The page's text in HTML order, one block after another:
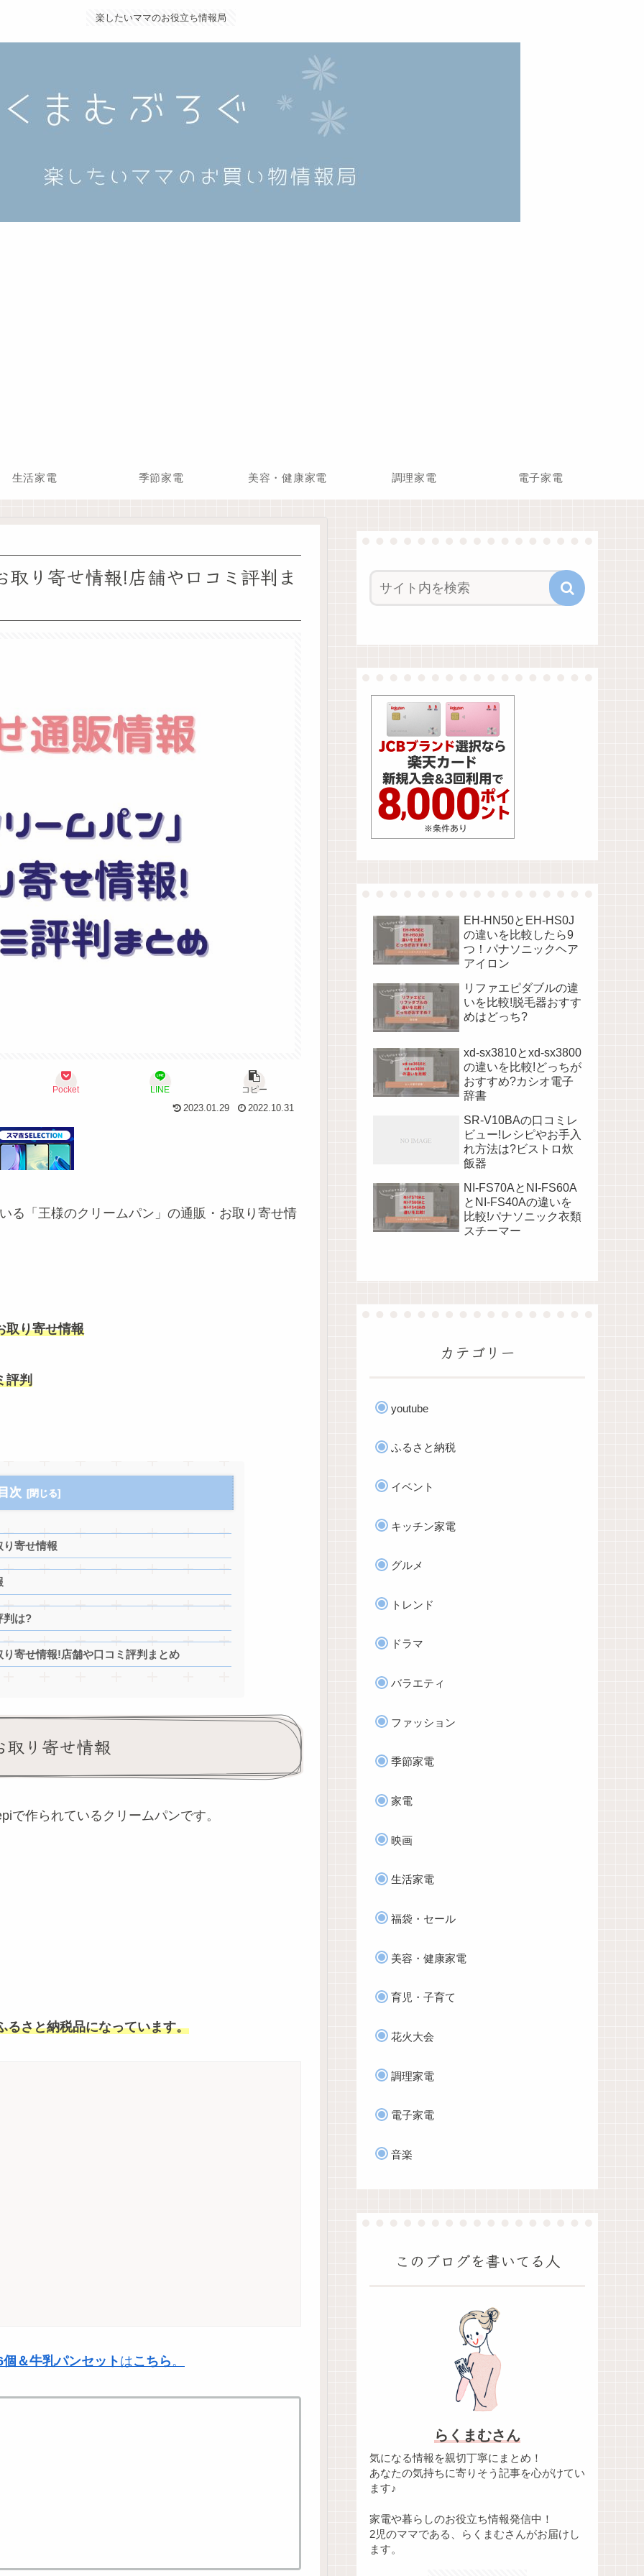
楽したいママのお役立ち情報局
生活家電 季節家電 美容・健康家電 調理家電 電子家電
り寄せ情報!店舗や口コミ評判ま
Pocket LINE
コピー
2023.01.29
2022.10.31
る「王様のクリームパン」の通販・お取り寄せ情
取り寄せ情報
評判
次
寄せ情報
判は?
寄せ情報!店舗や口コミ評判まとめ
り寄せ情報
で作られているクリームパンです。
るさと納税品になっています。
＆牛乳パンセット はこちら。
EH-HN50とEH-HS0J
の違いを比較したら9
つ！パナソニックヘア
アイロン
リファエピダブルの違
いを比較!脱毛器おすす
めはどっち?
xd-sx3810とxd-sx3800
の違いを比較!どっちが
おすすめ?カシオ電子
辞書
SR-V10BAの口コミレ
ビュー!レシピやお手入
れ方法は?ビストロ炊
飯器
NI-FS70AとNI-FS60A
とNI-FS40Aの違いを
比較!パナソニック衣類
スチーマー
カテゴリー
youtube
ふるさと納税
イベント
キッチン家電
グルメ
トレンド
ドラマ
バラエティ
ファッション
季節家電
家電
映画
生活家電
福袋・セール
美容・健康家電
育児・子育て
花火大会
調理家電
電子家電
音楽
このブログを書いてる人
らくまむさん
気になる情報を親切丁寧にまとめ！
あなたの気持ちに寄りそう記事を心がけてい
ます♪
家電や暮らしのお役立ち情報発信中！
2児のママである、らくまむさんがお届けし
ます。